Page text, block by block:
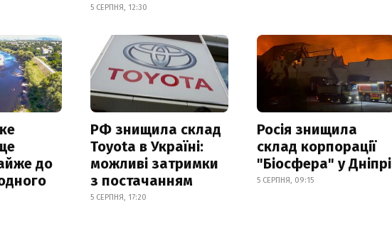
5 СЕРПНЯ, 12:30
до
РФ знищила склад
Toyota в Україні:
можливі затримки
з постачанням
5 СЕРПНЯ, 17:20
Росія знищила
склад корпорації
"Біосфера" у Дніпрі
5 СЕРПНЯ, 09:15